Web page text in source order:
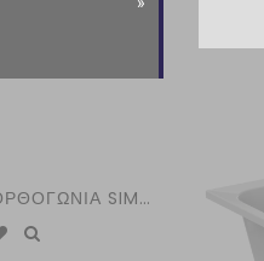
ΟΡΘΟΓΩΝΙΑ SIMPLICITY 120 Χ 70 εκ. IDEAL STANDARD